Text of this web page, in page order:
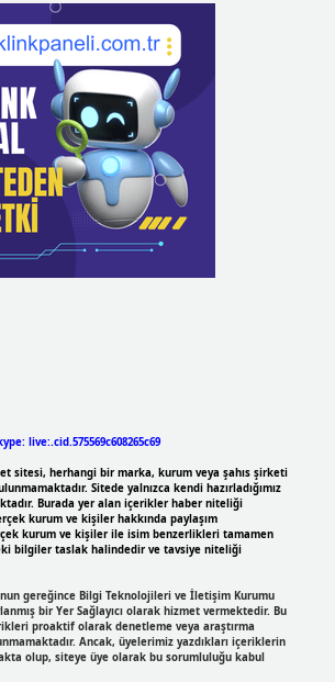
live:.cid.575569c608265c69
sitesi, herhangi bir marka, kurum veya şahıs şirketi
Sitede yalnızca kendi hazırladığımız
Burada yer alan içerikler haber niteliği
kurum ve kişiler hakkında paylaşım
kurum ve kişiler ile isim benzerlikleri tamamen
bilgiler taslak halindedir ve tavsiye niteliği
gereğince Bilgi Teknolojileri ve İletişim Kurumu
bir Yer Sağlayıcı olarak hizmet vermektedir. Bu
proaktif olarak denetleme veya araştırma
Ancak, üyelerimiz yazdıkları içeriklerin
olup, siteye üye olarak bu sorumluluğu kabul